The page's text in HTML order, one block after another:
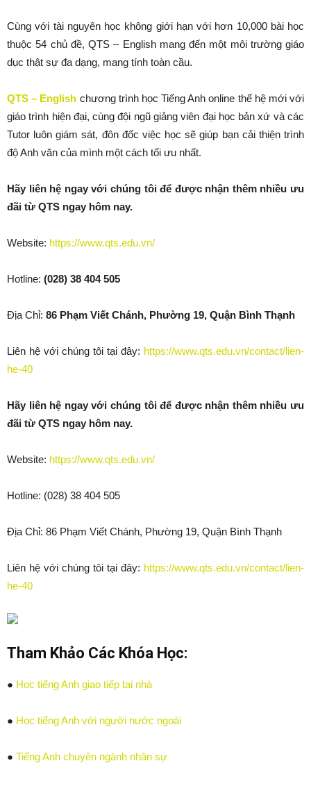
Cùng với tài nguyên học không giới hạn với hơn 10,000 bài học
thuộc 54 chủ đề, QTS – English mang đến một môi trường giáo
dục thật sự đa dạng, mang tính toàn cầu.
QTS – English chương trình học Tiếng Anh online thế hệ mới với
giáo trình hiện đại, cùng đội ngũ giảng viên đại học bản xứ và các
Tutor luôn giám sát, đôn đốc việc học sẽ giúp bạn cải thiện trình
độ Anh văn của mình một cách tối ưu nhất.
Hãy liên hệ ngay với chúng tôi để được nhận thêm nhiều ưu
đãi từ QTS ngay hôm nay.
Website: https://www.qts.edu.vn/
Hotline: (028) 38 404 505
Địa Chỉ: 86 Phạm Viết Chánh, Phường 19, Quận Bình Thạnh
Liên hệ với chúng tôi tại đây: https://www.qts.edu.vn/contact/lien-
he-40
Hãy liên hệ ngay với chúng tôi để được nhận thêm nhiều ưu
đãi từ QTS ngay hôm nay.
Website: https://www.qts.edu.vn/
Hotline: (028) 38 404 505
Địa Chỉ: 86 Phạm Viết Chánh, Phường 19, Quận Bình Thạnh
Liên hệ với chúng tôi tại đây: https://www.qts.edu.vn/contact/lien-
he-40
Tham Khảo Các Khóa Học:
● Học tiếng Anh giao tiếp tại nhà
● Học tiếng Anh với người nước ngoài
● Tiếng Anh chuyên ngành nhân sự